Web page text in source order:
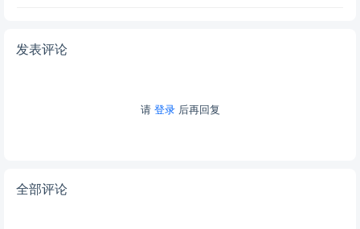
发表评论
请 登录后再回复
全部评论